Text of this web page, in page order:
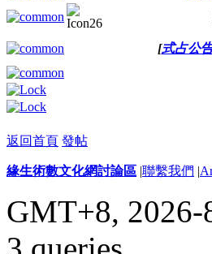
[式占公
返回首頁 發帖
緣生術數文化網討論區 |聯繫我們 |
GMT+8, 2026-